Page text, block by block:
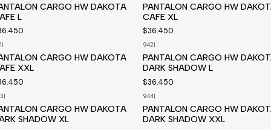
CARGO HW DAKOTA
L
PANTALON CARGO HW
CAFE XL
$36.450
|
CARGO HW DAKOTA
XXL
942|
PANTALON CARGO HW
DARK SHADOW L
$36.450
|
CARGO HW DAKOTA
SHADOW XL
944|
PANTALON CARGO HW
DARK SHADOW XXL